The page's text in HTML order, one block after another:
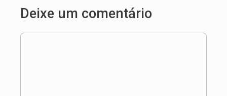
Deixe um comentário
Comentário